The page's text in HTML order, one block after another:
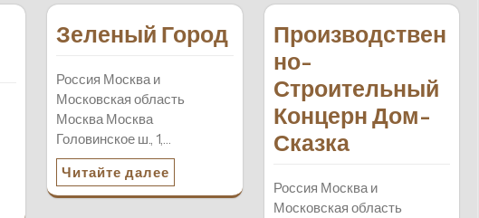
Зеленый Город
Россия Москва и
Московская область
Москва Москва
Головинское ш., 1,…
Читайте далее
Производствен
но-
Строительный
Концерн Дом-
Сказка
Россия Москва и
Московская область